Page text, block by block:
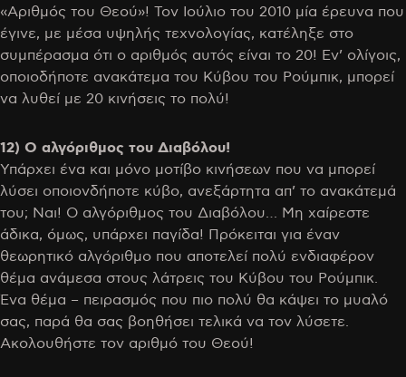
«Αριθμός του Θεού»! Τον Ιούλιο του 2010 μία έρευνα που
έγινε, με μέσα υψηλής τεχνολογίας, κατέληξε στο
συμπέρασμα ότι ο αριθμός αυτός είναι το 20! Εν’ ολίγοις,
οποιοδήποτε ανακάτεμα του Κύβου του Ρούμπικ, μπορεί
να λυθεί με 20 κινήσεις το πολύ!
12) Ο αλγόριθμος του Διαβόλου!
Υπάρχει ένα και μόνο μοτίβο κινήσεων που να μπορεί
λύσει οποιονδήποτε κύβο, ανεξάρτητα απ’ το ανακάτεμά
του; Ναι! Ο αλγόριθμος του Διαβόλου… Μη χαίρεστε
άδικα, όμως, υπάρχει παγίδα! Πρόκειται για έναν
θεωρητικό αλγόριθμο που αποτελεί πολύ ενδιαφέρον
θέμα ανάμεσα στους λάτρεις του Κύβου του Ρούμπικ.
Ένα θέμα – πειρασμός που πιο πολύ θα κάψει το μυαλό
σας, παρά θα σας βοηθήσει τελικά να τον λύσετε.
Ακολουθήστε τον αριθμό του Θεού!